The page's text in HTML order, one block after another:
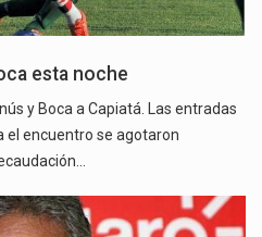
esta noche
y Boca a Capiatá. Las entradas
el encuentro se agotaron